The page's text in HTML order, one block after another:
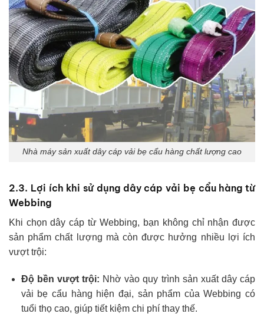
Nhà máy sản xuất dây cáp vải bẹ cẩu hàng chất lượng cao
2.3. Lợi ích khi sử dụng dây cáp vải bẹ cẩu hàng từ
Webbing
Khi chọn dây cáp từ Webbing, bạn không chỉ nhận được
sản phẩm chất lượng mà còn được hưởng nhiều lợi ích
vượt trội:
Độ bền vượt trội: Nhờ vào quy trình sản xuất dây cáp
vải bẹ cẩu hàng hiện đại, sản phẩm của Webbing có
tuổi thọ cao, giúp tiết kiệm chi phí thay thế.